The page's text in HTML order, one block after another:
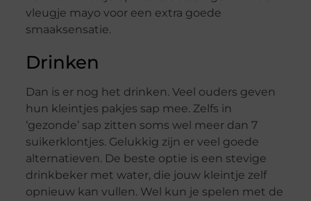
vleugje mayo voor een extra goede
smaaksensatie.
Drinken
Dan is er nog het drinken. Veel ouders geven
hun kleintjes pakjes sap mee. Zelfs in
‘gezonde’ sap zitten soms wel meer dan 7
suikerklontjes. Gelukkig zijn er veel goede
alternatieven. De beste optie is een stevige
drinkbeker met water, die jouw kleintje zelf
opnieuw kan vullen. Wel kun je spelen met de